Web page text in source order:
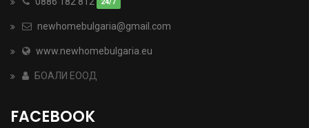
newhomebulgaria@gmail.com
www.newhomebulgaria.eu
БОАЛИ ЕООД
FACEBOOK